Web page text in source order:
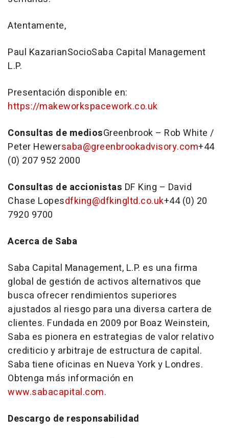
Atentamente,
Paul KazarianSocioSaba Capital Management
L.P.
Presentación disponible en:
https://makeworkspacework.co.uk
Consultas de mediosGreenbrook – Rob White /
Peter Hewersaba@greenbrookadvisory.com+44
(0) 207 952 2000
Consultas de accionistas DF King – David
Chase Lopesdfking@dfkingltd.co.uk+44 (0) 20
7920 9700
Acerca de Saba
Saba Capital Management, L.P. es una firma
global de gestión de activos alternativos que
busca ofrecer rendimientos superiores
ajustados al riesgo para una diversa cartera de
clientes. Fundada en 2009 por Boaz Weinstein,
Saba es pionera en estrategias de valor relativo
crediticio y arbitraje de estructura de capital.
Saba tiene oficinas en Nueva York y Londres.
Obtenga más información en
www.sabacapital.com.
Descargo de responsabilidad